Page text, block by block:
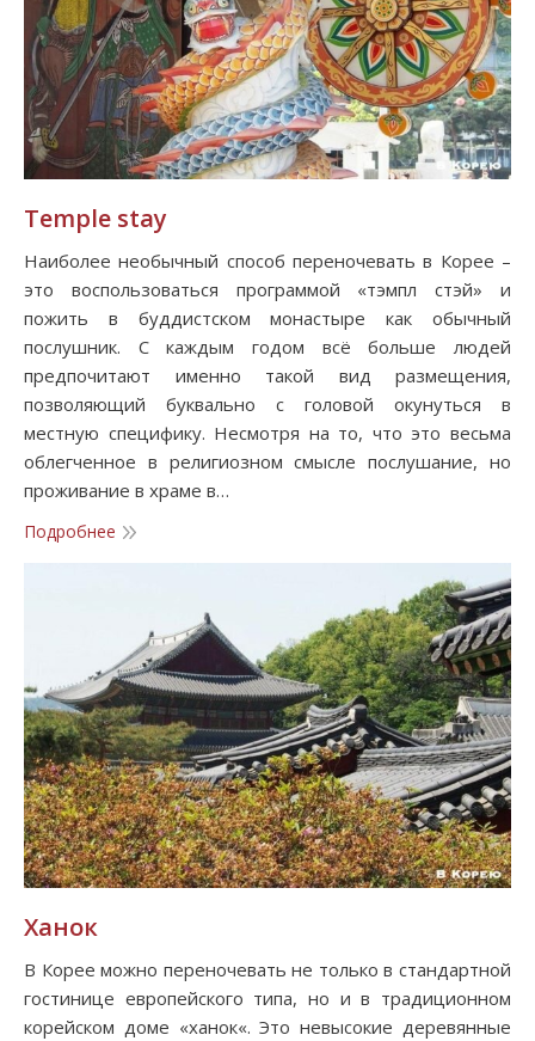
Temple stay
Наиболее необычный способ переночевать в Корее –
это воспользоваться программой «тэмпл стэй» и
пожить в буддистском монастыре как обычный
послушник. С каждым годом всё больше людей
предпочитают именно такой вид размещения,
позволяющий буквально с головой окунуться в
местную специфику. Несмотря на то, что это весьма
облегченное в религиозном смысле послушание, но
проживание в храме в…
Подробнее
Ханок
В Корее можно переночевать не только в стандартной
гостинице европейского типа, но и в традиционном
корейском доме «ханок«. Это невысокие деревянные